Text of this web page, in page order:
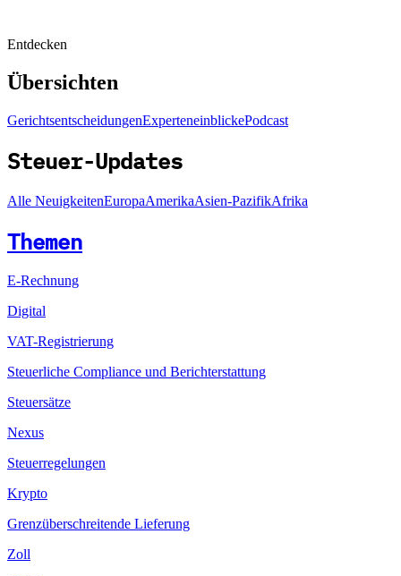
Entdecken
Übersichten
GerichtsentscheidungenExperteneinblickePodcast
Steuer-Updates
Alle NeuigkeitenEuropaAmerikaAsien-PazifikAfrika
Themen
E-Rechnung
Digital
VAT-Registrierung
Steuerliche Compliance und Berichterstattung
Steuersätze
Nexus
Steuerregelungen
Krypto
Grenzüberschreitende Lieferung
Zoll